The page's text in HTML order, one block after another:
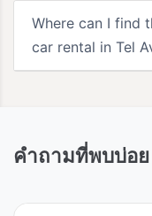
Where can I find
car rental in Tel
คำถามที่พบบ่อย